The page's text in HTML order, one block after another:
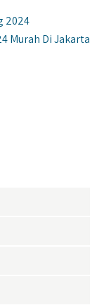
2024
Murah Di Jakarta